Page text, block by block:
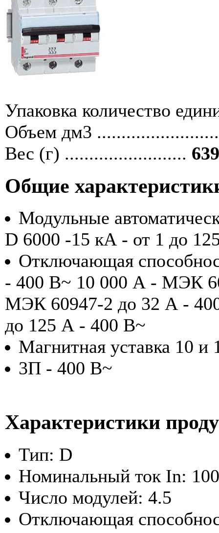
Упаковка количество
Объем дм3
Вес (г) .........................
Общие
Модульные
D 6000 -15 кА - от 1 до
Отключающая
- 400 В~ 10 000 А - МЭК
МЭК 60947-2 до 32 А -
до 125 А - 400 В~
Магнитная уставка 10 и
3П - 400 В~
Характеристики
Тип: D
Номинальный ток In:
Число модулей: 4.5
Отключающая